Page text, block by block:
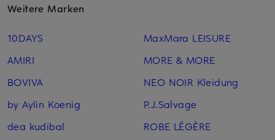
Weitere Marken
10DAYS
AMIRI
BOVIVA
by Aylin Koenig
dea kudibal
MaxMara LEISURE
MORE & MORE
NEO NOIR Kleidung
P.J.Salvage
ROBE LÉGÈRE